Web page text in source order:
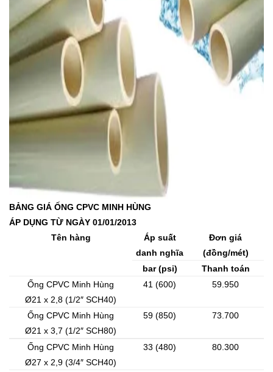
BẢNG GIÁ ỐNG CPVC MINH HÙNG
ÁP DỤNG TỪ NGÀY 01/01/2013
Tên hàng
Áp suất
danh nghĩa
Đơn giá
(đồng/mét)
bar (psi)
Thanh toán
Ống CPVC Minh Hùng
Ø21 x 2,8 (1/2″ SCH40)
41 (600) 59.950
Ống CPVC Minh Hùng
Ø21 x 3,7 (1/2″ SCH80)
59 (850) 73.700
Ống CPVC Minh Hùng
Ø27 x 2,9 (3/4″ SCH40)
33 (480) 80.300